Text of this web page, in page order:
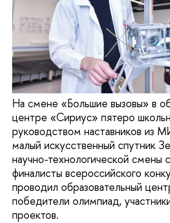
На смене «Большие вызовы» в
центре «Сириус» пятеро
руководством наставников из
малый искусственный спутник
научно-технологической смены
финалисты всероссийского
проводил образовательный
победители олимпиад,
проектов.